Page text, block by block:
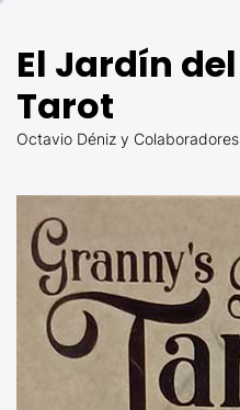
contenido
El Jardín del
Tarot
Octavio Déniz y Colaboradores